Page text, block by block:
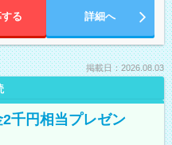
る 詳細へ
掲載日：2026.08.03
千円相当プレゼン